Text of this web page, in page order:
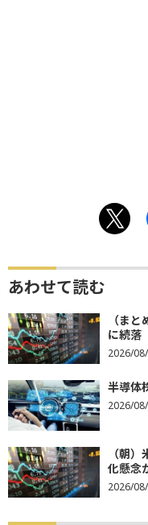
あわせて読む
（ま
に続落
2026/
半導体
2026/
（朝
化懸念
2026/